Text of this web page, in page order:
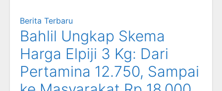
Berita Terbaru
Bahlil Ungkap Skema
Harga Elpiji 3 Kg: Dari
Pertamina 12.750, Sampai